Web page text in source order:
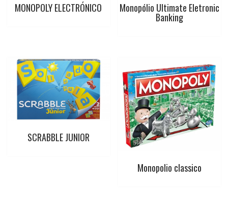
MONOPOLY ELECTRÓNICO Monopólio Ultimate Eletronic
Banking
SCRABBLE JUNIOR
Monopolio classico